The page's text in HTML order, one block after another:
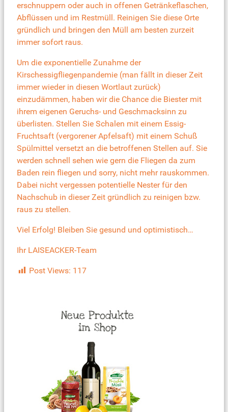
erschnuppern oder auch in offenen Getränkeflaschen,
Abflüssen und im Restmüll. Reinigen Sie diese Orte
gründlich und bringen den Müll am besten zurzeit
immer sofort raus.
Um die exponentielle Zunahme der
Kirschessigfliegenpandemie (man fällt in dieser Zeit
immer wieder in diesen Wortlaut zurück)
einzudämmen, haben wir die Chance die Biester mit
ihrem eigenen Geruchs- und Geschmacksinn zu
überlisten. Stellen Sie Schalen mit einem Essig-
Fruchtsaft (vergorener Apfelsaft) mit einem Schuß
Spülmittel versetzt an die betroffenen Stellen auf. Sie
werden schnell sehen wie gern die Fliegen da zum
Baden rein fliegen und sorry, nicht mehr rauskommen.
Dabei nicht vergessen potentielle Nester für den
Nachschub in dieser Zeit gründlich zu reinigen bzw.
raus zu stellen.
Viel Erfolg! Bleiben Sie gesund und optimistisch…
Ihr LAISEACKER-Team
Post Views: 117